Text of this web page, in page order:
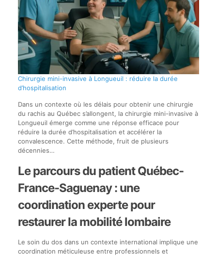
Chirurgie mini-invasive à Longueuil : réduire la durée
d’hospitalisation
Dans un contexte où les délais pour obtenir une chirurgie
du rachis au Québec s’allongent, la chirurgie mini-invasive à
Longueuil émerge comme une réponse efficace pour
réduire la durée d’hospitalisation et accélérer la
convalescence. Cette méthode, fruit de plusieurs
décennies…
Le parcours du patient Québec-
France-Saguenay : une
coordination experte pour
restaurer la mobilité lombaire
Le soin du dos dans un contexte international implique une
coordination méticuleuse entre professionnels et